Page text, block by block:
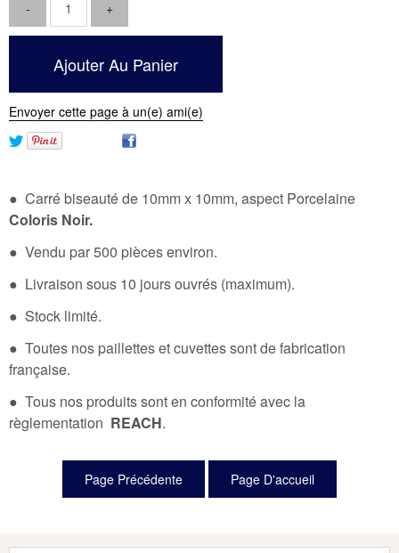
Envoyer cette page à un(e) ami(e)
● Carré biseauté de 10mm x 10mm, aspect Porcelaine
Coloris Noir.
● Vendu par 500 pièces environ.
● Livraison sous 10 jours ouvrés (maximum).
● Stock limité.
● Toutes nos paillettes et cuvettes sont de fabrication
française.
● Tous nos produits sont en conformité avec la
règlementation REACH.